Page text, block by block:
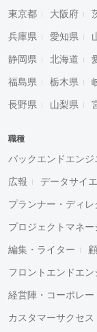
東京都 大阪府
兵庫県 愛知県
静岡県 北海道
福島県 栃木県
長野県 山梨県
職種
バックエンドエンジ
広報 データサイ
プランナー・ディレ
プロジェクトマネー
編集・ライター
フロントエンドエン
経営陣・コーポレー
カスタマーサクセス